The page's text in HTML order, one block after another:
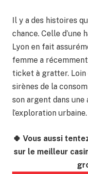
Il y a des histoires
chance. Celle d’une
Lyon en fait
femme a
ticket à gratter. Loin
sirènes de la
son argent dans
l’exploration urbaine.
🍀 Vous aussi
sur le meilleur